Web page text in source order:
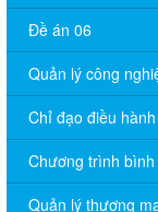
Đề án 06
Quản lý công
Chỉ đạo điều hành
Chương trình
Quản lý thương